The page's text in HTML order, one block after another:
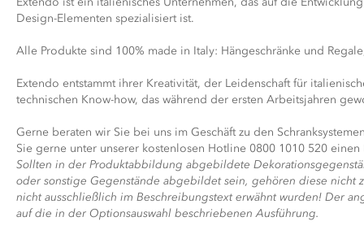
Design-Elementen spezialisiert ist.
Alle Produkte sind 100% made in Italy: Hängeschränke und
Extendo entstammt ihrer Kreativität, der Leidenschaft für
technischen Know-how, das während der ersten Arbeitsjahren
Gerne beraten wir Sie bei uns im Geschäft zu den
Sie gerne unter unserer kostenlosen Hotline 0800 1010 520 einen
Sollten in der Produktabbildung abgebildete
oder sonstige Gegenstände abgebildet sein, gehören diese nicht
nicht ausschließlich im Beschreibungstext erwähnt wurden! Der
auf die in der Optionsauswahl beschriebenen Ausführung.